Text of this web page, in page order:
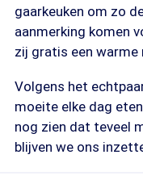
gaarkeuken om zo
aanmerking komen
zij gratis een
Volgens het
moeite elke dag
nog zien dat teveel
blijven we ons